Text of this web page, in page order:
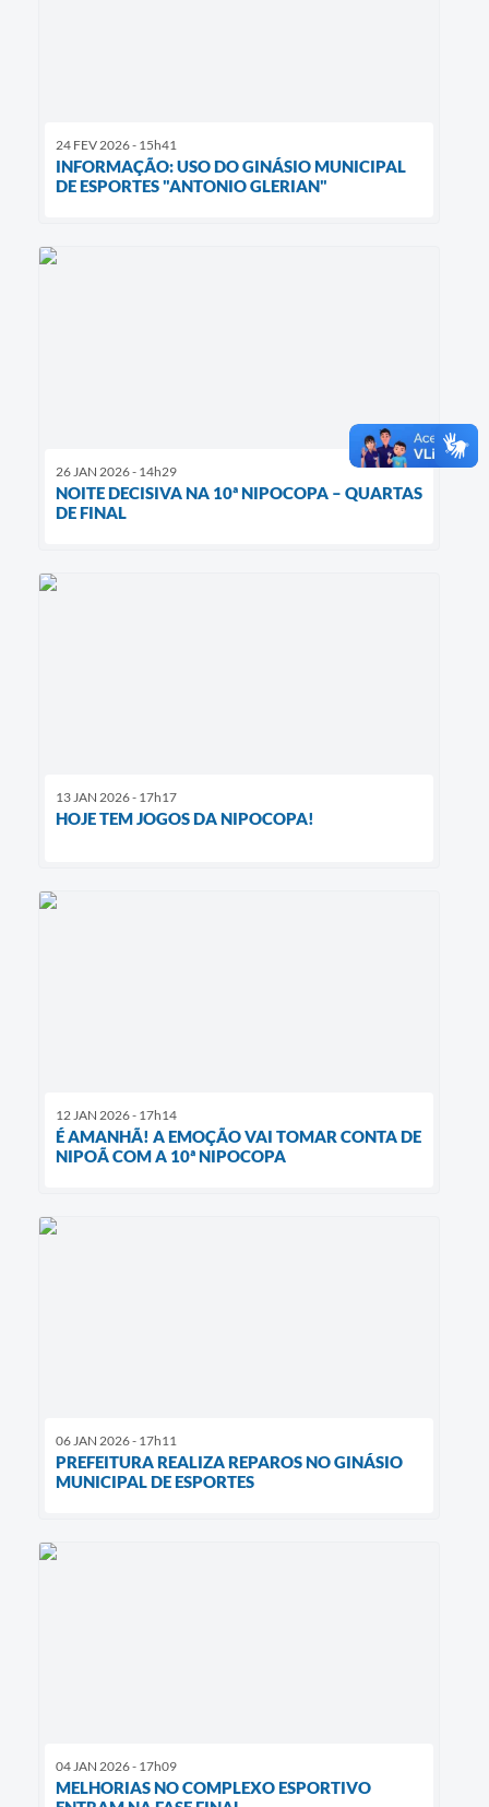
24 FEV 2026 - 15h41
INFORMAÇÃO: USO DO GINÁSIO MUNICIPAL
DE ESPORTES "ANTONIO GLERIAN"
26 JAN 2026 - 14h29
NOITE DECISIVA NA 10ª NIPOCOPA – QUARTAS
DE FINAL
13 JAN 2026 - 17h17
HOJE TEM JOGOS DA NIPOCOPA!
12 JAN 2026 - 17h14
É AMANHÃ! A EMOÇÃO VAI TOMAR CONTA DE
NIPOÃ COM A 10ª NIPOCOPA
06 JAN 2026 - 17h11
PREFEITURA REALIZA REPAROS NO GINÁSIO
MUNICIPAL DE ESPORTES
04 JAN 2026 - 17h09
MELHORIAS NO COMPLEXO ESPORTIVO